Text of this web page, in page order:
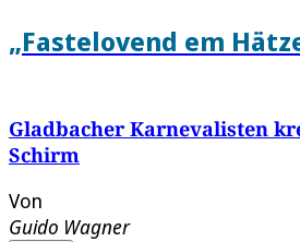
„Fastelovend em
Gladbacher Karnevalisten
Schirm
Von
Guido Wagner